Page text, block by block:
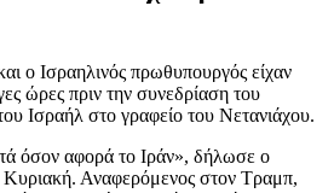
ο Ισραηλινός πρωθυπουργός είχαν
ώρες πριν την συνεδρίαση του
Ισραήλ στο γραφείο του Νετανιάχου.
όσον αφορά το Ιράν», δήλωσε ο
Κυριακή. Αναφερόμενος στον Τραμπ,